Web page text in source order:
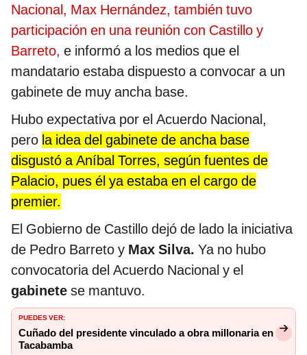
Nacional, Max Hernández, también tuvo
participación en una reunión con Castillo y
Barreto, e informó a los medios que el
mandatario estaba dispuesto a convocar a un
gabinete de muy ancha base.
Hubo expectativa por el Acuerdo Nacional,
pero la idea del gabinete de ancha base
disgustó a Aníbal Torres, según fuentes de
Palacio, pues él ya estaba en el cargo de
premier.
El Gobierno de Castillo dejó de lado la iniciativa
de Pedro Barreto y Max Silva. Ya no hubo
convocatoria del Acuerdo Nacional y el
gabinete se mantuvo.
PUEDES VER:
Cuñado del presidente vinculado a obra millonaria en
Tacabamba